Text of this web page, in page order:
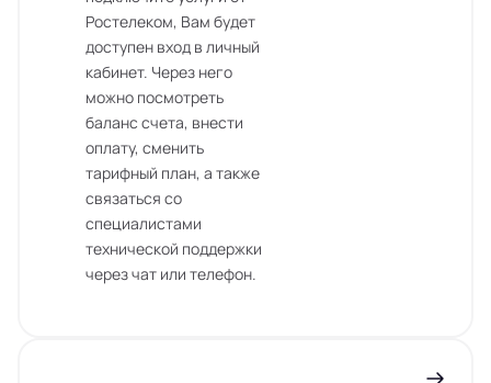
Ростелеком, Вам будет
доступен вход в личный
кабинет. Через него
можно посмотреть
баланс счета, внести
оплату, сменить
тарифный план, а также
связаться со
специалистами
технической поддержки
через чат или телефон.